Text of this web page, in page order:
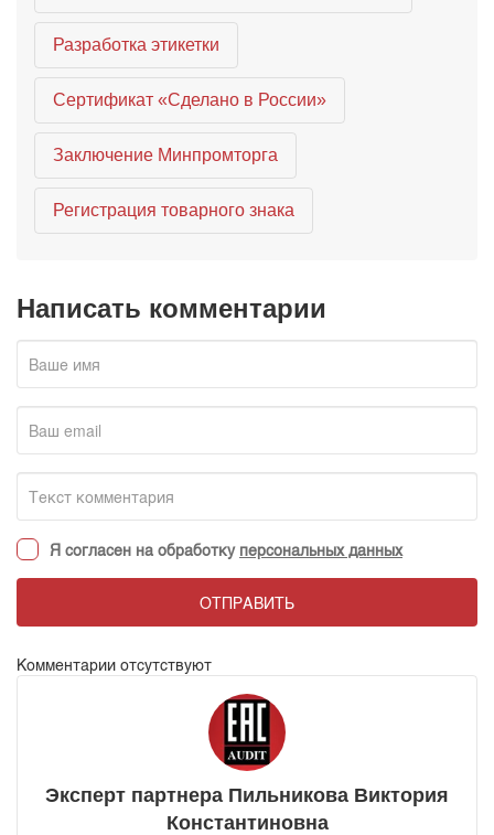
Разработка этикетки
Сертификат «Сделано в России»
Заключение Минпромторга
Регистрация товарного знака
Написать комментарии
Я согласен на обработку персональных данных
ОТПРАВИТЬ
Комментарии отсутствуют
Эксперт партнера Пильникова Виктория
Константиновна